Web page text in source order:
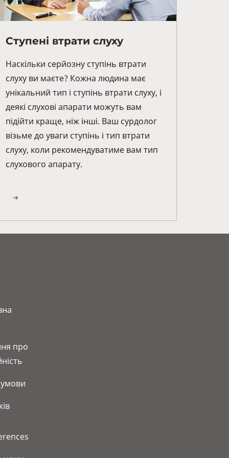
Ступені втрати слуху
Наскільки серйозну ступінь втрати
слуху ви маєте? Кожна людина має
унікальний тип і ступінь втрати слуху, і
деякі слухові апарати можуть вам
підійти краще, ніж інші. Ваш сурдолог
візьме до уваги ступінь і тип втрати
слуху, коли рекомендуватиме вам тип
слухового апарату.
про